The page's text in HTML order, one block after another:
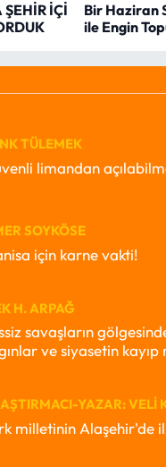
İÇİ
Bir Haziran
ile Engin
TÜLEMEK
limandan
SOYKÖSE
için karne vakti!
H. ARPAĞ
savaşların
ve siyasetin kayıp
YAZAR: VELI
milletinin Alaşehir'de